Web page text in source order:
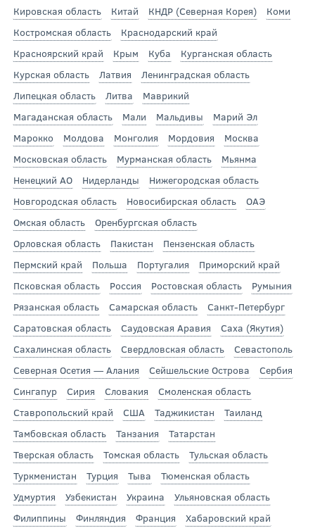
Кировская область
Китай КНДР (Северная Корея)
Коми
Костромская область
Краснодарский край
Красноярский край
Крым Куба
Курганская область
Курская область
Латвия
Ленинградская область
Липецкая область
Литва
Маврикий
Магаданская область
Мали Мальдивы
Марий Эл
Марокко
Молдова Монголия Мордовия
Москва
Московская область
Мурманская область
Мьянма
Ненецкий АО
Нидерланды
Нижегородская область
Новгородская область
Новосибирская область
ОАЭ
Омская область
Оренбургская область
Орловская область
Пакистан
Пензенская область
Пермский край
Польша Португалия
Приморский край
Псковская область
Россия Ростовская область
Румыния
Рязанская область
Самарская область
Санкт-Петербург
Саратовская область
Саудовская Аравия
Саха (Якутия)
Сахалинская область
Свердловская область
Севастополь
Северная Осетия — Алания
Сейшельские Острова
Сербия
Сингапур
Сирия Словакия
Смоленская область
Ставропольский край
США Таджикистан
Таиланд
Тамбовская область
Танзания
Татарстан
Тверская область
Томская область
Тульская область
Туркменистан
Турция Тыва
Тюменская область
Удмуртия
Узбекистан Украина
Ульяновская область
Филиппины
Финляндия Франция
Хабаровский край